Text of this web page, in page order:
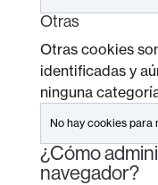
Otras
Otras cookies
identificadas y
ninguna
No hay cookies para
¿Cómo
navegador?